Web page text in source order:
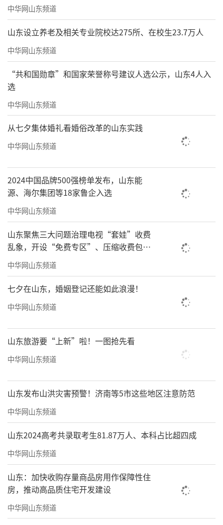
中华网山东频道
山东设立养老及相关专业院校达275所、在校生23.7万人
中华网山东频道
“共和国勋章”和国家荣誉称号建议人选公示，山东4人入
选
中华网山东频道
从七夕集体婚礼看婚俗改革的山东实践
中华网山东频道
2024中国品牌500强榜单发布，山东能
源、海尔集团等18家鲁企入选
中华网山东频道
山东聚焦三大问题治理电视“套娃”收费
乱象，开设“免费专区”、压缩收费包比
例70%以上
中华网山东频道
七夕在山东，婚姻登记还能如此浪漫！
中华网山东频道
山东旅游要“上新”啦！一图抢先看
中华网山东频道
山东发布山洪灾害预警！济南等5市这些地区注意防范
中华网山东频道
山东2024高考共录取考生81.87万人、本科占比超四成
中华网山东频道
山东：加快收购存量商品房用作保障性住
房，推动高品质住宅开发建设
中华网山东频道